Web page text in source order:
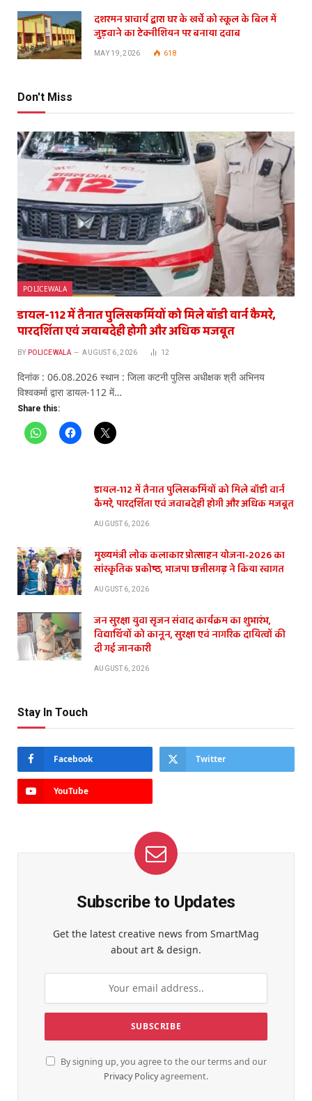
दशरमन प्राचार्य द्वारा घर के खर्चे को स्कूल के बिल में
जुड़वाने का टेक्नीशियन पर बनाया दवाब
MAY 19, 2026 618
Don't Miss
POLICEWALA
डायल-112 में तैनात पुलिसकर्मियों को मिले बॉडी वार्न कैमरे,
पारदर्शिता एवं जवाबदेही होगी और अधिक मजबूत
BY POLICEWALA AUGUST 6, 2026 12
दिनांक : 06.08.2026 स्थान : जिला कटनी पुलिस अधीक्षक श्री अभिनय
विश्वकर्मा द्वारा डायल-112 में…
Share this:
डायल-112 में तैनात पुलिसकर्मियों को मिले बॉडी वार्न
कैमरे, पारदर्शिता एवं जवाबदेही होगी और अधिक मजबूत
AUGUST 6, 2026
मुख्यमंत्री लोक कलाकार प्रोत्साहन योजना-2026 का
सांस्कृतिक प्रकोष्ठ, भाजपा छत्तीसगढ़ ने किया स्वागत
AUGUST 6, 2026
जन सुरक्षा युवा सृजन संवाद कार्यक्रम का शुभारंभ,
विद्यार्थियों को कानून, सुरक्षा एवं नागरिक दायित्वों की
दी गई जानकारी
AUGUST 6, 2026
Stay In Touch
Facebook Twitter
YouTube
Subscribe to Updates
Get the latest creative news from SmartMag
about art & design.
By signing up, you agree to the our terms and our
Privacy Policyagreement.